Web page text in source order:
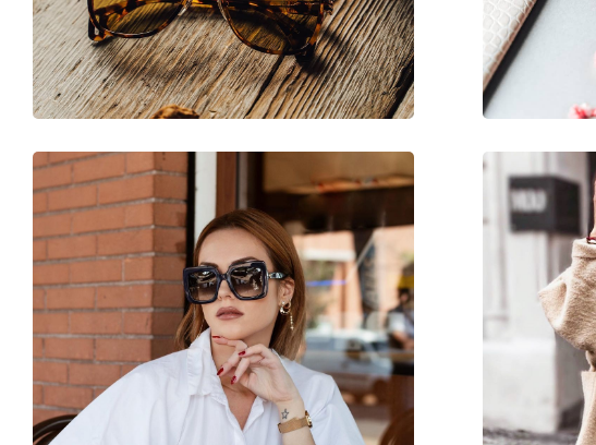
Βάρος:
280 γρ
Ρυθμιζόμενα μαξιλάρια μύτης:
Όχι
Εύκαμπτη άρθρωση:
Όχι
Αξεσουάρ
Παρέχονται με θήκη:
Ναι
Πανί καθαρισμού:
Ναι
Άλλα
Τύπος:
Γυναικεία
Κατηγορία:
Γυαλιά Ηλίου Επώνυμες Μάρκες
Μάρκα:
Gucci
Χρήση:
Μόδα
Κωδικός Προϊόντος / Μοντέλο:
GG1076S 005 56